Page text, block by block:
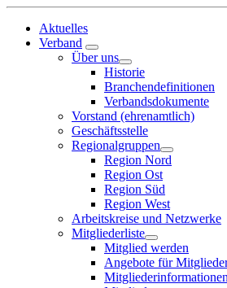
Aktuelles
Verband
Über uns
Historie
Branchendefinitionen
Verbandsdokumente
Vorstand (ehrenamtlich)
Geschäftsstelle
Regionalgruppen
Region Nord
Region Ost
Region Süd
Region West
Arbeitskreise und Netzwerke
Mitgliederliste
Mitglied werden
Angebote für
Mitgliederinformationen